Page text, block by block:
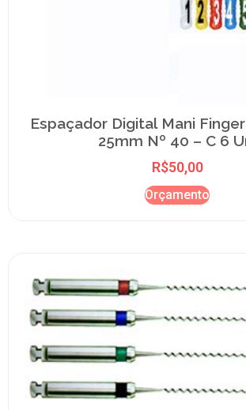
Espaçador Digital Mani
25mm Nº 40 – C 6
R$50,00
Orçamento